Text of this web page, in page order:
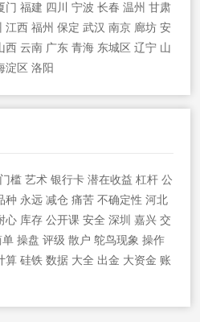
门 福建 四川 宁波 长春 温州 甘肃
江西 福州 保定 武汉 南京 廊坊 安
西 云南 广东 青海 东城区 辽宁 山
淀区 洛阳
门槛 艺术 银行卡 潜在收益 杠杆 公
种 永远 减仓 痛苦 不确定性 河北
心 库存 公开课 安全 深圳 嘉兴 交
单 操盘 评级 散户 鸵鸟现象 操作
算 硅铁 数据 大全 出金 大资金 账